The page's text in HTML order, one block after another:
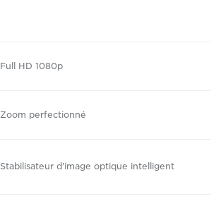
Full HD 1080p
Zoom perfectionné
Stabilisateur d'image optique intelligent